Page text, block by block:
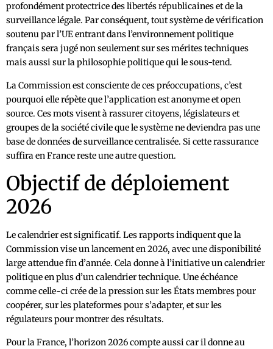
profondément protectrice des libertés républicaines et de la
surveillance légale. Par conséquent, tout système de vérification
soutenu par l’UE entrant dans l’environnement politique
français sera jugé non seulement sur ses mérites techniques
mais aussi sur la philosophie politique qui le sous-tend.
La Commission est consciente de ces préoccupations, c’est
pourquoi elle répète que l’application est anonyme et open
source. Ces mots visent à rassurer citoyens, législateurs et
groupes de la société civile que le système ne deviendra pas une
base de données de surveillance centralisée. Si cette rassurance
suffira en France reste une autre question.
Objectif de déploiement
2026
Le calendrier est significatif. Les rapports indiquent que la
Commission vise un lancement en 2026, avec une disponibilité
large attendue fin d’année. Cela donne à l’initiative un calendrier
politique en plus d’un calendrier technique. Une échéance
comme celle-ci crée de la pression sur les États membres pour
coopérer, sur les plateformes pour s’adapter, et sur les
régulateurs pour montrer des résultats.
Pour la France, l’horizon 2026 compte aussi car il donne au